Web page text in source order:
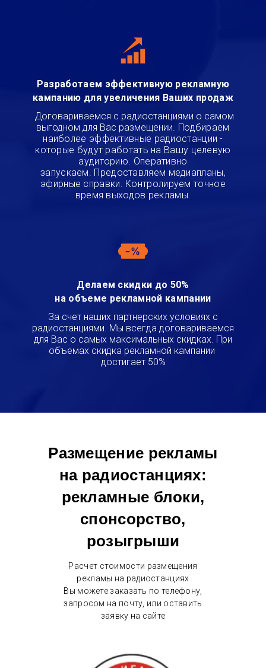
Разработаем эффективную рекламную
кампанию для увеличения Ваших продаж
Договариваемся с радиостанциями о самом
выгодном для Вас размещении Подбираем
наиболее эффективные радиостанции -
которые будут работать на Вашу целевую
аудиторию. Оперативно
запускаем. Предоставляем медиапланы,
эфирные справки. Контролируем точное
время выходов рекламы.
Делаем скидки до 50%
на объеме рекламной кампании
За счет наших партнерских условиях с
радиостанциями. Мы всегда договариваемся
для Вас о самых максимальных скидках. При
объемах скидка рекламной кампании
достигает 50%
Размещение рекламы
на радиостанциях:
рекламные блоки,
спонсорство,
розыгрыши
Расчет стоимости размещения
рекламы на радиостанциях
Вы можете заказать по телефону,
запросом на почту, или оставить
заявку на сайте